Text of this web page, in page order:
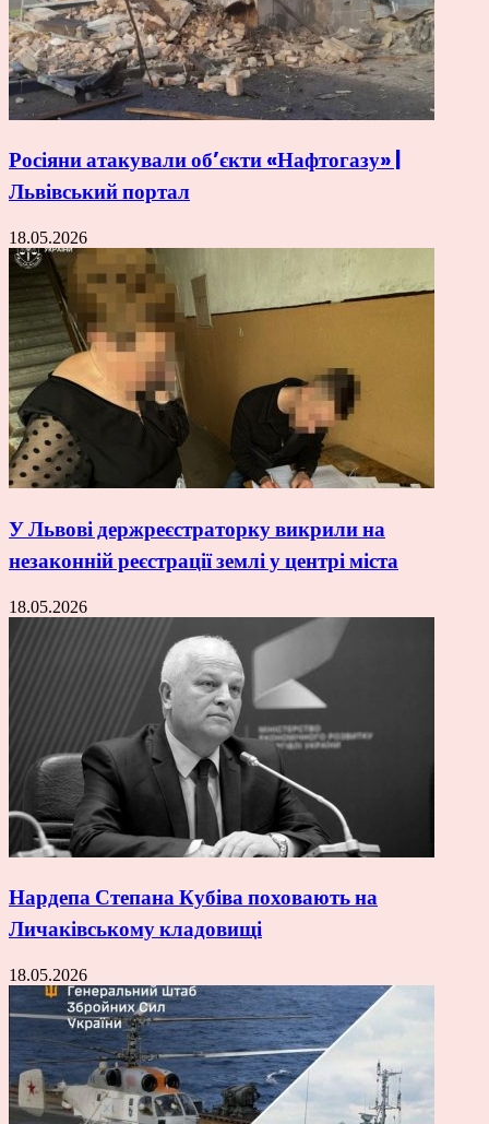
Росіяни атакували об’єкти «Нафтогазу» |
Львівський портал
18.05.2026
У Львові держреєстраторку викрили на
незаконній реєстрації землі у центрі міста
18.05.2026
Нардепа Степана Кубіва поховають на
Личаківському кладовищі
18.05.2026